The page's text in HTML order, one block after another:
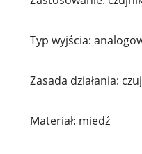
Typ wyjścia:
Zasada działania:
Materiał: miedź